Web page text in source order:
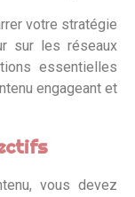
votre stratégie
sur les réseaux
essentielles
engageant et
vous devez